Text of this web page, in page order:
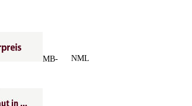
MB-
NML